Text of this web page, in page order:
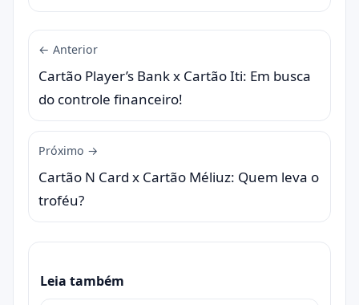
← Anterior
Cartão Player’s Bank x Cartão Iti: Em busca
do controle financeiro!
Próximo →
Cartão N Card x Cartão Méliuz: Quem leva o
troféu?
Leia também